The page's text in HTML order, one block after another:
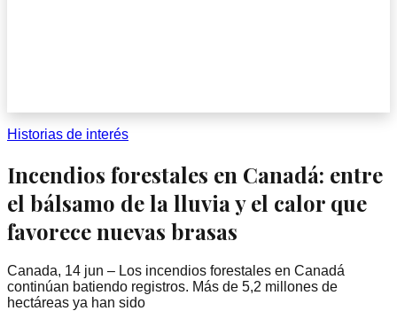
Historias de interés
Incendios forestales en Canadá: entre
el bálsamo de la lluvia y el calor que
favorece nuevas brasas
Canada, 14 jun – Los incendios forestales en Canadá
continúan batiendo registros. Más de 5,2 millones de
hectáreas ya han sido